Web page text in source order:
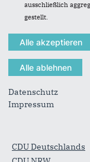
Rathaus Stadtmitte
Konrad-Adenauer-
51465 Bergisch
E:fraktion@cdu.gl
CDU Deutschlands
ausschließlich
gestellt.
Datenschutz
Impressum